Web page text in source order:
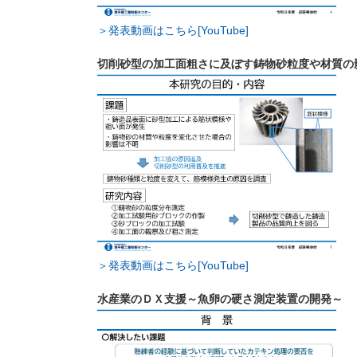
＞発表動画はこちら[YouTube]
切削砂型の加工面粗さに及ぼす鋳物砂粒度や材質の
＞発表動画はこちら[YouTube]
水産業のＤＸ支援～魚卵の硬さ測定装置の開発～